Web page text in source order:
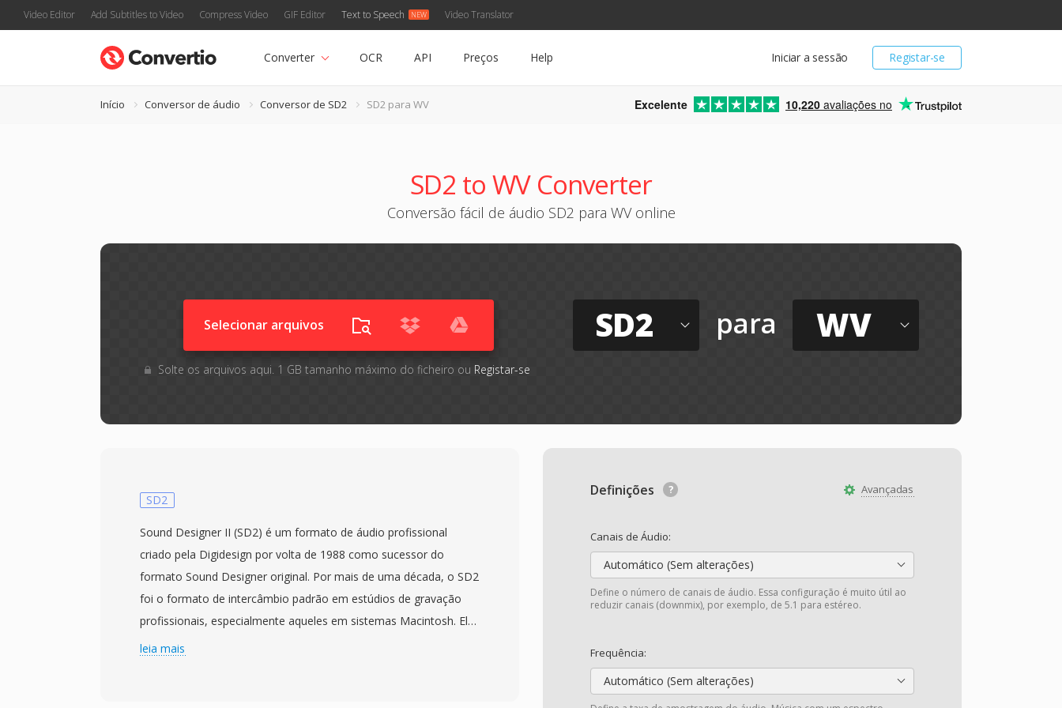
Video Editor Add Subtitles to Video Compress Video GIF Editor Text to Speech Video Translator
Registar-se
Iniciar a sessão
Converter OCR API Preços Help
Início Conversor de áudio Conversor de SD2 SD2 para WV Excelente 10,220 avaliações no
SD2 to WV Converter
Conversão fácil de áudio SD2 para WV online
Selecionar arquivos
Solte os arquivos aqui. 1 GB tamanho máximo do ficheiro ou Registar-se
SD2 para WV
Avançadas
Definições
Canais de Áudio:
Automático (Sem alterações)
Define o número de canais de áudio. Essa configuração é muito útil ao
reduzir canais (downmix), por exemplo, de 5.1 para estéreo.
Frequência:
Automático (Sem alterações)
SD2
Sound Designer II (SD2) é um formato de áudio profissional
criado pela Digidesign por volta de 1988 como sucessor do
formato Sound Designer original. Por mais de uma década, o SD2
foi o formato de intercâmbio padrão em estúdios de gravação
profissionais, especialmente aqueles em sistemas Macintosh. Ele
armazena áudio PCM linear sem compressão em resolução de
leia mais